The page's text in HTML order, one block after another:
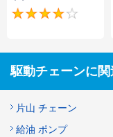
駆動チェーンに
片山 チェーン
給油 ポンプ